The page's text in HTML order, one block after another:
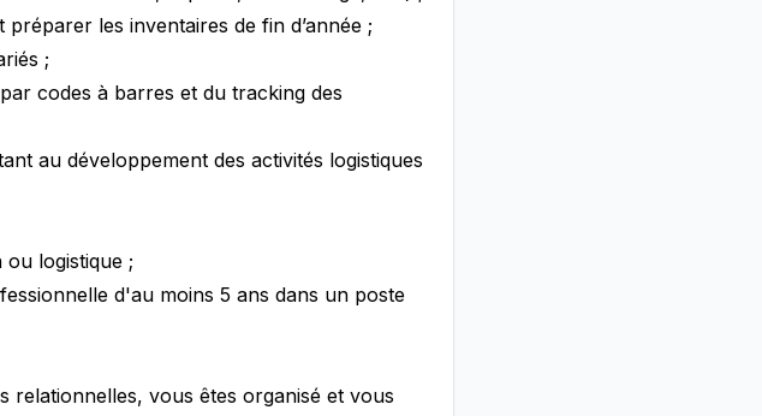
les inventaires de fin d’année ;
;
codes à barres et du tracking des
au développement des activités logistiques
logistique ;
d'au moins 5 ans dans un poste
relationnelles, vous êtes organisé et vous